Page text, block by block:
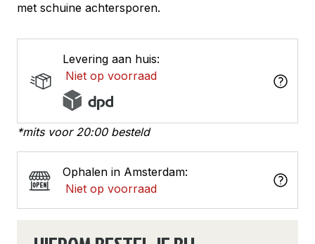
met schuine achtersporen.
Levering aan huis:
Niet op voorraad
*mits voor 20:00 besteld
Ophalen in Amsterdam:
Niet op voorraad